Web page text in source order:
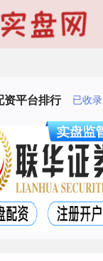
资平台排行 已收录